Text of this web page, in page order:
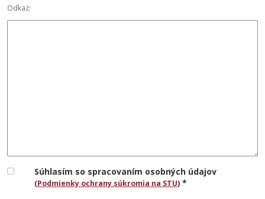
Odkaz:
Súhlasím so spracovaním osobných údajov
(Podmienky ochrany súkromia na STU) *